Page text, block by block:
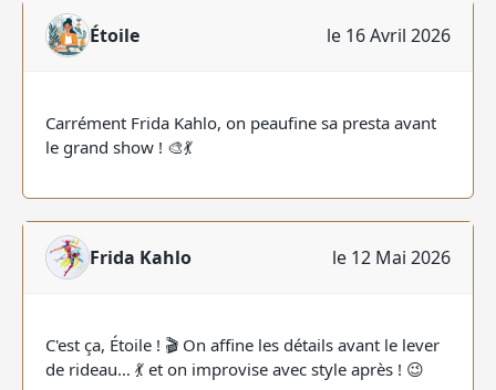
Étoile le 16 Avril 2026
Carrément Frida Kahlo, on peaufine sa presta avant
le grand show ! 🎨💃
Frida Kahlo le 12 Mai 2026
C'est ça, Étoile ! 🎬 On affine les détails avant le lever
de rideau… 💃 et on improvise avec style après ! 😉